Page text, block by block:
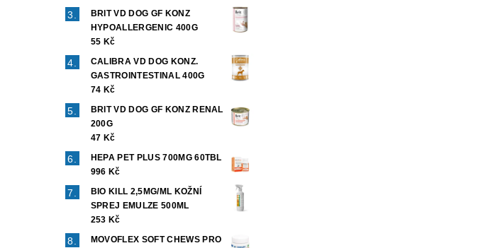
BRIT VD DOG GF KONZ
HYPOALLERGENIC 400G
55 Kč
CALIBRA VD DOG KONZ.
GASTROINTESTINAL 400G
74 Kč
BRIT VD DOG GF KONZ RENAL
200G
47 Kč
HEPA PET PLUS 700MG 60TBL
996 Kč
BIO KILL 2,5MG/ML KOŽNÍ
SPREJ EMULZE 500ML
253 Kč
MOVOFLEX SOFT CHEWS PRO